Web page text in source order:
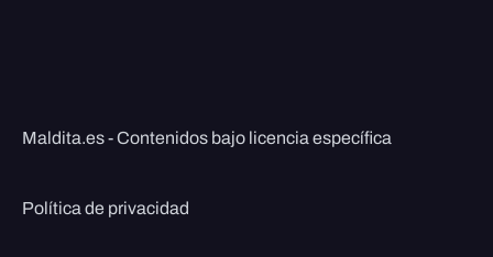
Maldita.es - Contenidos bajo licencia específica
Política de privacidad